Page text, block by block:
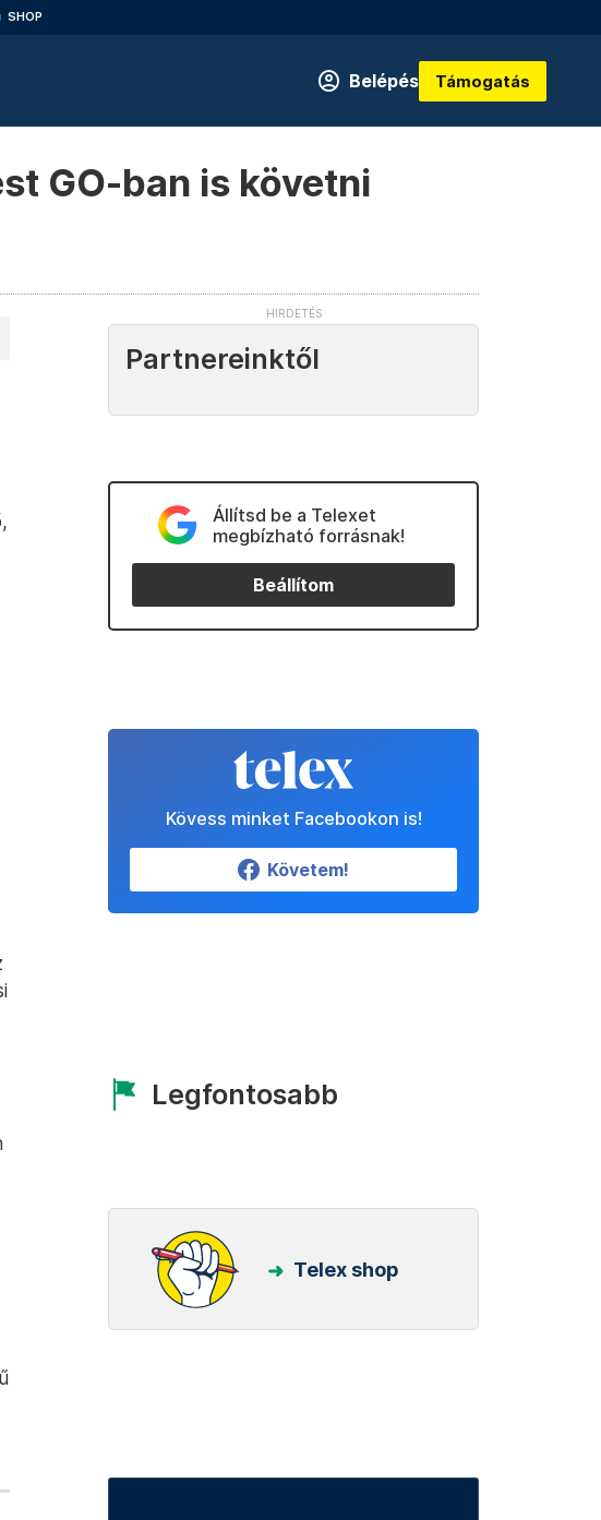
SHOP
Belépés Támogatás
GO-ban is követni
Partnereinktől
Állítsd be a Telexet
megbízható forrásnak!
Beállítom
Kövess minket Facebookon is!
Követem!
Legfontosabb
Telex shop